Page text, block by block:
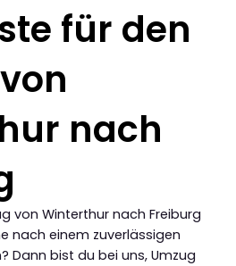
für den
nach
von Winterthur nach Freiburg
nach einem zuverlässigen
Dann bist du bei uns, Umzug